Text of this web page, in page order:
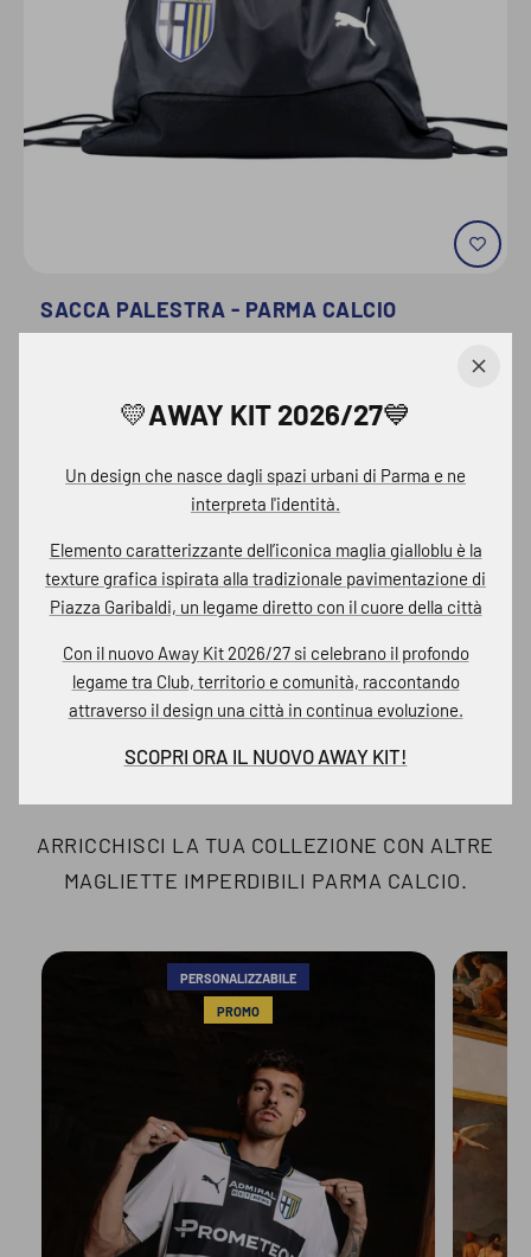
💛AWAY KIT 2026/27💙
Un design che nasce dagli spazi urbani di Parma e ne
interpreta l'identità.
Elemento caratterizzante dell’iconica maglia gialloblu è la
texture grafica ispirata alla tradizionale pavimentazione di
Piazza Garibaldi, un legame diretto con il cuore della città
Con il nuovo Away Kit 2026/27 si celebrano il profondo
legame tra Club, territorio e comunità, raccontando
attraverso il design una città in continua evoluzione.
SCOPRI ORA IL NUOVO AWAY KIT!
SACCA PALESTRA - PARMA CALCIO
SCOPRI ALTRE MAGLIETTE
PARMA CALCIO
ARRICCHISCI LA TUA COLLEZIONE CON ALTRE
MAGLIETTE IMPERDIBILI PARMA CALCIO.
PERSONALIZZABILE
PROMO